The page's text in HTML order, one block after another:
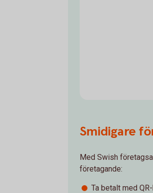
Smidigare
Med Swish
företagande:
Ta betalt med